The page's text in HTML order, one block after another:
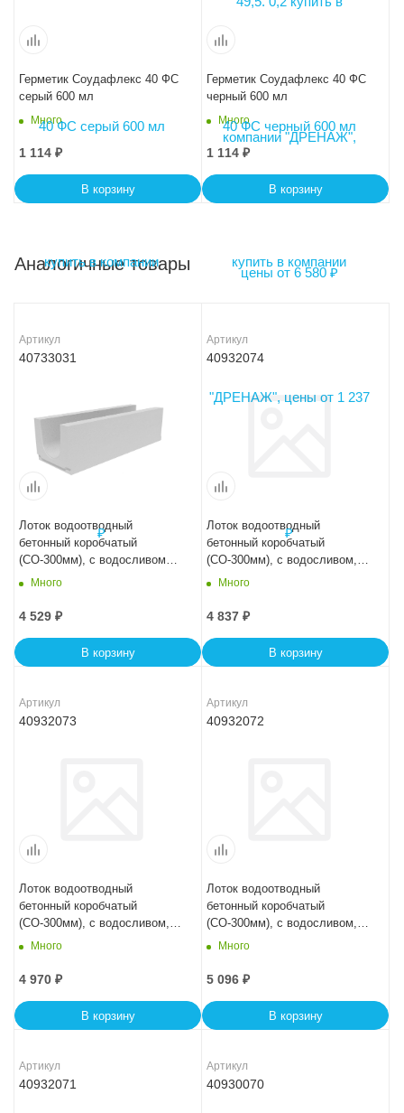
Герметик Соудафлекс 40 ФС
серый 600 мл
Много
1 114 ₽
В корзину
Герметик Соудафлекс 40 ФС
черный 600 мл
Много
1 114 ₽
В корзину
Аналогичные товары
Артикул
40733031
Лоток водоотводный
бетонный коробчатый
(СО-300мм), с водосливом
КПв 100.44(30).31(24) - BGF-
Много
4 529 ₽
В корзину
Артикул
40932074
Лоток водоотводный
бетонный коробчатый
(СО-300мм), с водосливом,
KUв 100.44(30).24(17,5) -
Много
4 837 ₽
В корзину
Артикул
40932073
Лоток водоотводный
бетонный коробчатый
(СО-300мм), с водосливом,
KUв 100.44(30).26,5(20) -
Много
4 970 ₽
В корзину
Артикул
40932072
Лоток водоотводный
бетонный коробчатый
(СО-300мм), с водосливом,
KUв 100.44(30).29(22,5) -
Много
5 096 ₽
В корзину
Артикул
40932071
Артикул
40930070